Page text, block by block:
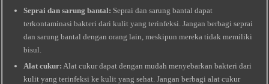
Seprai dan sarung bantal: Seprai dan sarung bantal dapat
terkontaminasi bakteri dari kulit yang terinfeksi. Jangan berbagi seprai
dan sarung bantal dengan orang lain, meskipun mereka tidak memiliki
bisul.
Alat cukur: Alat cukur dapat dengan mudah menyebarkan bakteri dari
kulit yang terinfeksi ke kulit yang sehat. Jangan berbagi alat cukur